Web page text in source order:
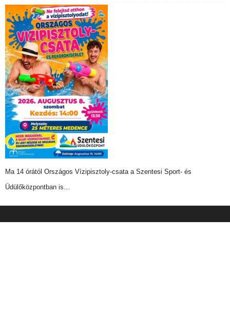
Ma 14 órától Országos Vízipisztoly-csata a Szentesi Sport- és
Üdülőközpontban is…